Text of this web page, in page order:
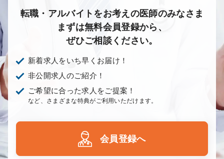
転職・アルバイトをお考えの医師のみなさま
まずは無料会員登録から、
ぜひご相談ください。
新着求人をいち早くお届け！
非公開求人のご紹介！
ご希望に合った求人をご提案！
など、さまざまな特典がご利用いただけます。
会員登録へ